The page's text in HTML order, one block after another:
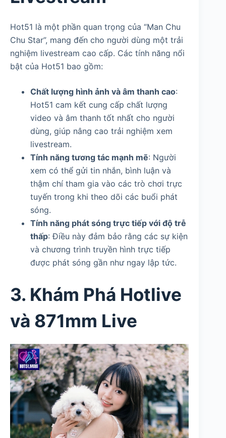
Hot51 là một phần quan trọng của “Man Chu
Chu Star”, mang đến cho người dùng một trải
nghiệm livestream cao cấp. Các tính năng nổi
bật của Hot51 bao gồm:
Chất lượng hình ảnh và âm thanh cao:
Hot51 cam kết cung cấp chất lượng
video và âm thanh tốt nhất cho người
dùng, giúp nâng cao trải nghiệm xem
livestream.
Tính năng tương tác mạnh mẽ: Người
xem có thể gửi tin nhắn, bình luận và
thậm chí tham gia vào các trò chơi trực
tuyến trong khi theo dõi các buổi phát
sóng.
Tính năng phát sóng trực tiếp với độ trễ
thấp: Điều này đảm bảo rằng các sự kiện
và chương trình truyền hình trực tiếp
được phát sóng gần như ngay lập tức.
3. Khám Phá Hotlive
và 871mm Live